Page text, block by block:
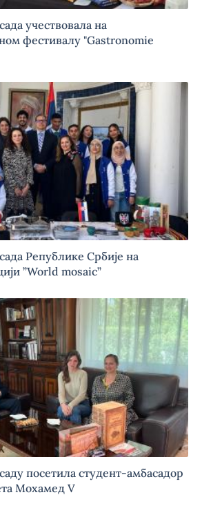
учествовала на
фестивалу "Gastronomie
Републике Србије на
”World mosaic”
посетила студент-амбасадор
Мохамед V